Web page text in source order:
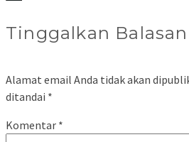
Tinggalkan Balasan
Alamat email Anda tidak akan
ditandai *
Komentar *